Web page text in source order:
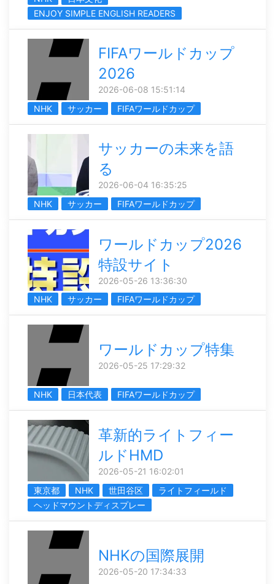
ENJOY SIMPLE ENGLISH READERS
FIFAワールドカップ
2026
2026-06-08 15:51:14
NHK
サッカー FIFAワールドカップ
サッカーの未来を語
る
2026-06-04 16:35:25
NHK
サッカー FIFAワールドカップ
ワールドカップ2026
特設サイト
2026-05-26 13:36:30
NHK
サッカー FIFAワールドカップ
ワールドカップ特集
2026-05-25 17:29:32
NHK 日本代表 FIFAワールドカップ
革新的ライトフィー
ルドHMD
2026-05-21 16:02:01
東京都
NHK 世田谷区
ライトフィールド
ヘッドマウントディスプレー
NHKの国際展開
2026-05-20 17:34:33